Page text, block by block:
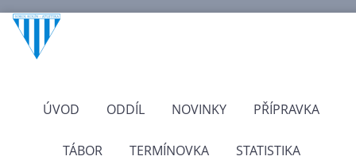
ÚVOD ODDÍL NOVINKY PŘÍPRAVKA
TÁBOR TERMÍNOVKA STATISTIKA